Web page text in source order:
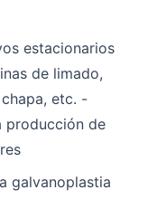
estacionarios
de limado,
etc. -
producción de
galvanoplastia